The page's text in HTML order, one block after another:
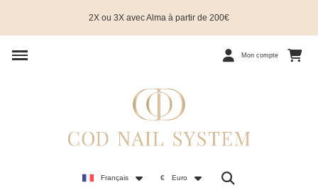
2X ou 3X avec Alma à partir de 200€
Mon compte
Français € Euro